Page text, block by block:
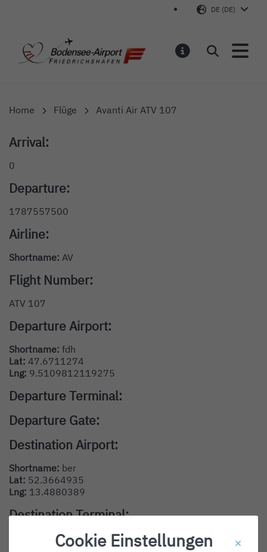
DE (DE)
Bodensee-Airport
Suchen
Home Flüge Avanti Air ATV 107
Arrival:
0
Departure:
1787557500
Airline:
Shortname: AV
Flight Number:
ATV 107
Departure Airport:
Shortname: fdh
Lat: 47.6711274
Lng: 9.5109812119275
Departure Terminal:
Departure Gate:
Destination Airport:
Shortname: ber
Lat: 52.3664935
Lng: 13.4880389
Destination Terminal:
Destination Gate:
Cookie Einstellungen